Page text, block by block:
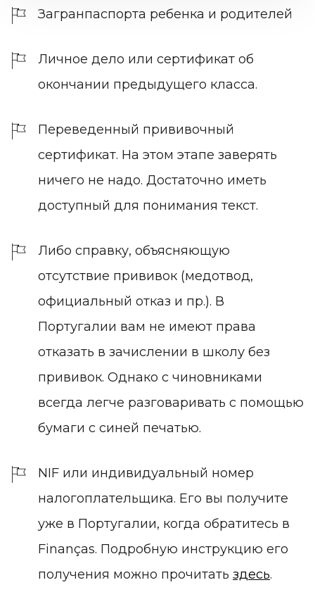
Загранпаспорта ребенка и родителей
Личное дело или сертификат об
окончании предыдущего класса.
Переведенный прививочный
сертификат. На этом этапе заверять
ничего не надо. Достаточно иметь
доступный для понимания текст.
Либо справку, объясняющую
отсутствие прививок (медотвод,
официальный отказ и пр.). В
Португалии вам не имеют права
отказать в зачислении в школу без
прививок. Однако с чиновниками
всегда легче разговаривать с помощью
бумаги с синей печатью.
NIF или индивидуальный номер
налогоплательщика. Его вы получите
уже в Португалии, когда обратитесь в
Finanças. Подробную инструкцию его
получения можно прочитать здесь.